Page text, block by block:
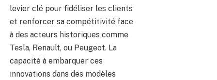
levier clé pour fidéliser les clients
et renforcer sa compétitivité face
à des acteurs historiques comme
Tesla, Renault, ou Peugeot. La
capacité à embarquer ces
innovations dans des modèles